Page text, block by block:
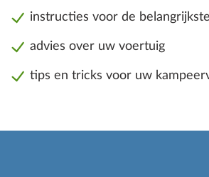
instructies voor de
advies over uw voertuig
tips en tricks voor uw